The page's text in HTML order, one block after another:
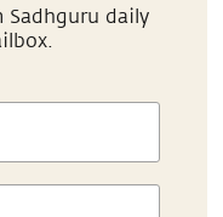
daily